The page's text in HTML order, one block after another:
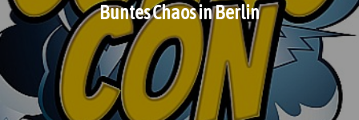
Buntes Chaos in Berlin